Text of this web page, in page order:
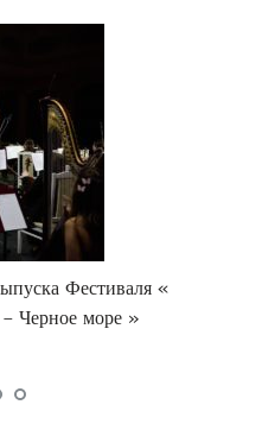
Фестиваля «
Черное море »